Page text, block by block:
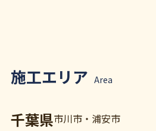
施工エリア Area
千葉県市川市・浦安市